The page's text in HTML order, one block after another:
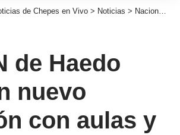
de Chepes en Vivo > Noticias > Nacionales
de Haedo
nuevo
con aulas y